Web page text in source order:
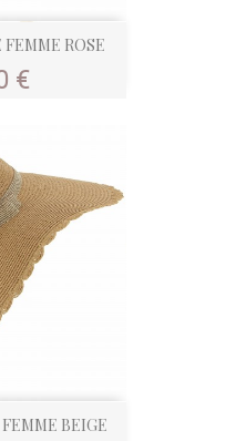
ROSE
€
BEIGE